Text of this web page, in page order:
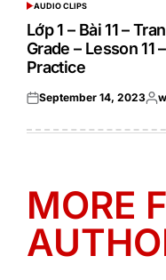
POSTED
IN
AUDIO CLIPS
Lớp 1 – Bài 11 –
Grade – Lesson 11
Practice
Posted
September 14, 2023
MORE